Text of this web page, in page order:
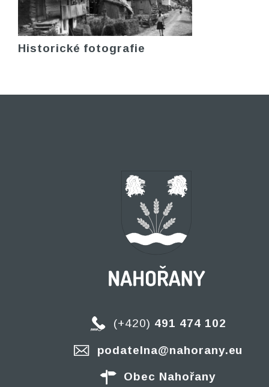
Historické fotografie
(+420) 491 474 102
podatelna@nahorany.eu
Obec Nahořany